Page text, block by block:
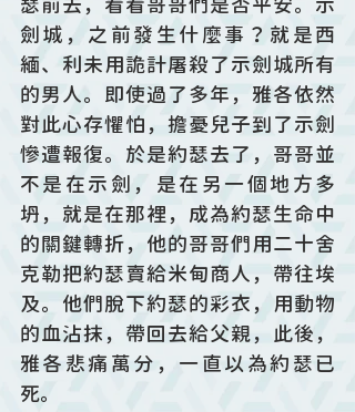
劍城，之前發生什麼事？就是西
緬、利未用詭計屠殺了示劍城所有
的男人。即使過了多年，雅各依然
對此心存懼怕，擔憂兒子到了示劍
慘遭報復。於是約瑟去了，哥哥並
不是在示劍，是在另一個地方多
坍，就是在那裡，成為約瑟生命中
的關鍵轉折，他的哥哥們用二十舍
克勒把約瑟賣給米甸商人，帶往埃
及。他們脫下約瑟的彩衣，用動物
的血沾抹，帶回去給父親，此後，
雅各悲痛萬分，一直以為約瑟已
死。